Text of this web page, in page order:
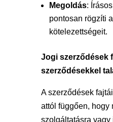
Megoldás:
pontosan rögzíti
kötelezettségeit.
Jogi szerződések
szerződésekkel
A szerződések
attól függően, hogy
szolgáltatásra vagy